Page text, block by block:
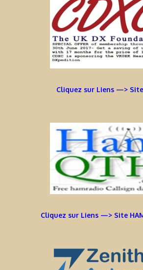
Cliquez sur Liens —> Site
Cliquez sur Liens —> Site